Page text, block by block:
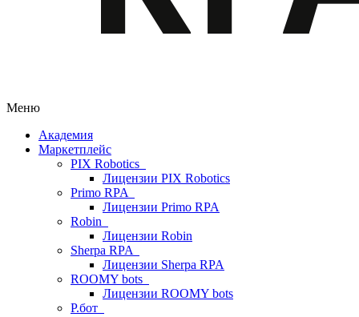
Меню
Академия
Маркетплейс
PIX Robotics
Лицензии PIX Robotics
Primo RPA
Лицензии Primo RPA
Robin
Лицензии Robin
Sherpa RPA
Лицензии Sherpa RPA
ROOMY bots
Лицензии ROOMY bots
Р.бот